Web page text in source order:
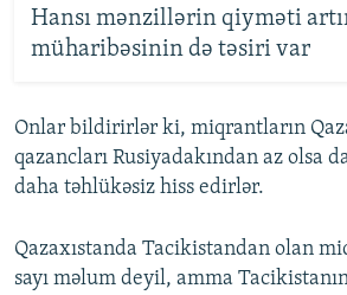
Hansı mənzillərin qiyməti
müharibəsinin də təsiri var
Onlar bildirirlər ki, miqrantların
qazancları Rusiyadakından az olsa
daha təhlükəsiz hiss edirlər.
Qazaxıstanda Tacikistandan olan
sayı məlum deyil, amma